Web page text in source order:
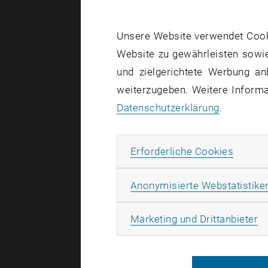
Am
Stiege
Während
Haus. Ziel
Unsere Website verwendet
Website zu gewährleisten
und zielgerichtete Werbung
weiterzugeben. Weitere
Datenschutzerklärung.
Erforderliche Cookies
Anonymisierte
Marketing und Drittanbieter